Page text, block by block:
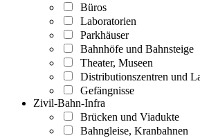
Büros
Laboratorien
Parkhäuser
Bahnhöfe und Bahnsteige
Theater, Museen
Distributionszentren und
Gefängnisse
Zivil-Bahn-Infra
Brücken und Viadukte
Bahngleise, Kranbahnen